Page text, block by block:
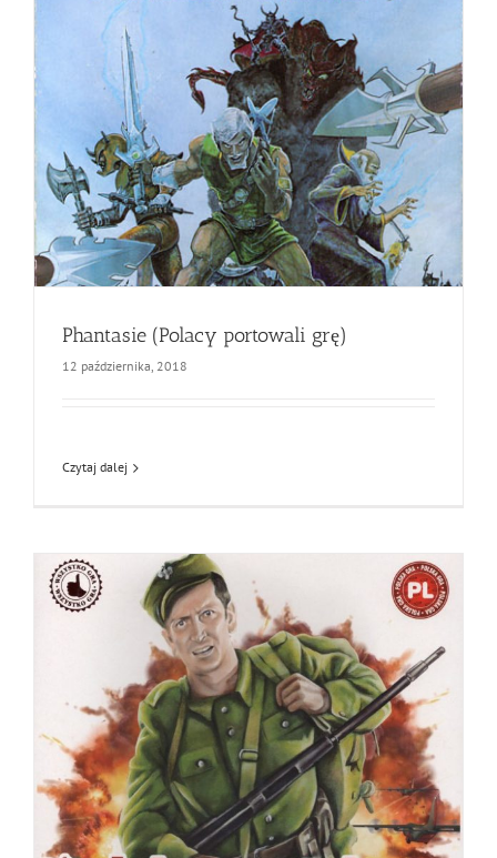
Phantasie (Polacy portowali grę)
12 października, 2018
Czytaj dalej